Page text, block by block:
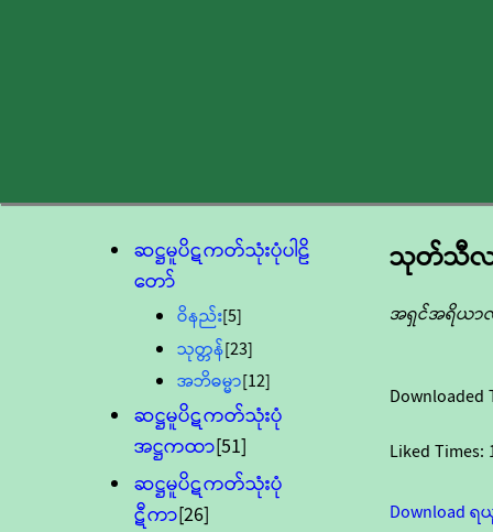
ဆဋ္ဌမူပိဋကတ်သုံးပုံပါဠိ
တော်
ဝိနည်း[5]
သုတ္တန်[23]
အဘိဓမ္မာ[12]
ဆဋ္ဌမူပိဋကတ်သုံးပုံ
အဋ္ဌကထာ[51]
ဆဋ္ဌမူပိဋကတ်သုံးပုံ
ဋီကာ[26]
သုတ်သီလ
အရှင်အရိယာ
Downloaded
Liked Times:
Download